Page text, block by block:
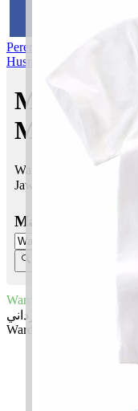
Perempuan
Husna
Maksud
Maksud
Wardani bermaksud
Jawi:
Masukkan Nama:
Wardani
ورداني
Wardani: Bunga mawar